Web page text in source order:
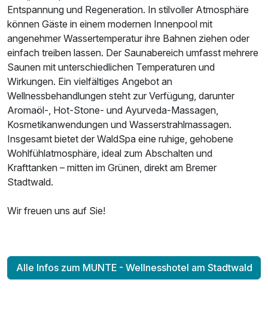
Doppelzimmer Superior
Entspannung und Regeneration. In stilvoller Atmosphäre
können Gäste in einem modernen Innenpool mit
angenehmer Wassertemperatur ihre Bahnen ziehen oder
einfach treiben lassen. Der Saunabereich umfasst mehrere
Saunen mit unterschiedlichen Temperaturen und
Wirkungen. Ein vielfältiges Angebot an
Wellnessbehandlungen steht zur Verfügung, darunter
Aromaöl-, Hot-Stone- und Ayurveda-Massagen,
Kosmetikanwendungen und Wasserstrahlmassagen.
Insgesamt bietet der WaldSpa eine ruhige, gehobene
Wohlfühlatmosphäre, ideal zum Abschalten und
Krafttanken – mitten im Grünen, direkt am Bremer
Stadtwald.
Wir freuen uns auf Sie!
Alle Infos zum MUNTE - Wellnesshotel am Stadtwald